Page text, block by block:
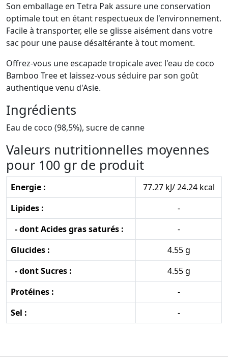
Son emballage en Tetra Pak assure une conservation
optimale tout en étant respectueux de l'environnement.
Facile à transporter, elle se glisse aisément dans votre
sac pour une pause désaltérante à tout moment.
Offrez-vous une escapade tropicale avec l'eau de coco
Bamboo Tree et laissez-vous séduire par son goût
authentique venu d'Asie.
Ingrédients
Eau de coco (98,5%), sucre de canne
Valeurs nutritionnelles moyennes
pour 100 gr de produit
Energie :
77.27 kJ/ 24.24 kcal
Lipides :
-
- dont Acides gras saturés :
-
Glucides :
4.55 g
- dont Sucres :
4.55 g
Protéines :
-
Sel :
-